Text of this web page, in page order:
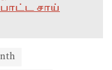
சாய்